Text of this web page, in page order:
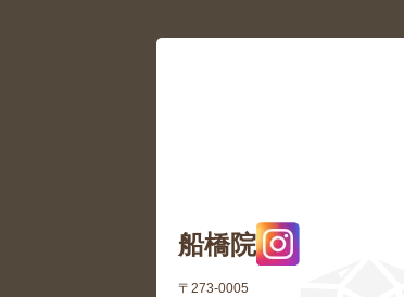
船橋院
〒273-0005